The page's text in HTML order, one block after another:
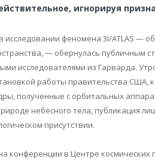
игнорируя
исследовании феномена 3I/ATLAS —
— обернулась публичным
исследователями из Гарварда.
работы правительства США,
полученные с орбитальных
небесного тела, публикация
присутствии.
конференции в Центре